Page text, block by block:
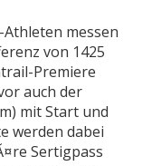
messen
von 1425
Premiere
auch der
mit Start und
werden dabei
Sertigpass